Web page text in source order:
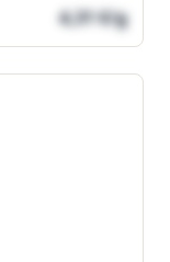
4,31 €/g